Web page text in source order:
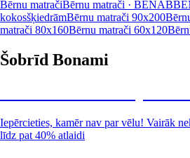
Bērnu matračiBērnu matrači · BENAB
kokosšķiedrāmBērnu matrači 90x200
matrači 80x160Bērnu matrači 60x120
Šobrīd Bonami
Iepērcieties, kamēr nav par vēlu! Vairāk
līdz pat 40% atlaidi